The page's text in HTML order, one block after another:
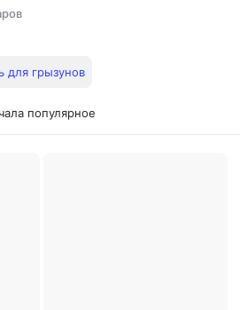
для грызунов
популярное